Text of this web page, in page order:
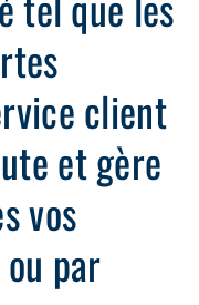
client
et gère
vos
par